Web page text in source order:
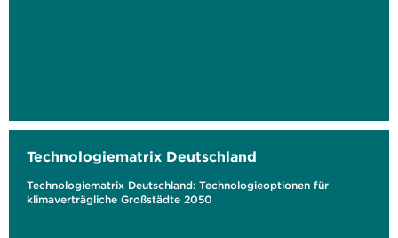
Technologiematrix Deutschland
Technologiematrix Deutschland: Technologieoptionen für
klimaverträgliche Großstädte 2050